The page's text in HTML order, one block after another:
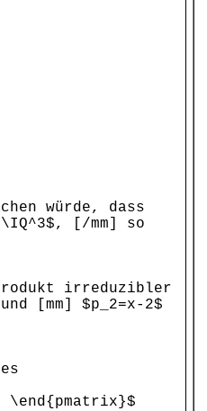
würde, dass
[/mm] so
irreduzibler
[mm] $p_2=x-2$
\end{pmatrix}$